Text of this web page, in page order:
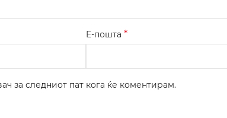
Е-пошта *
за следниот пат кога ќе коментирам.